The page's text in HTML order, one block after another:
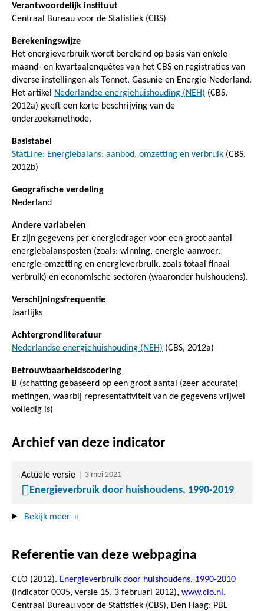
Verantwoordelijk instituut
Centraal Bureau voor de Statistiek (CBS)
Berekeningswijze
Het energieverbruik wordt berekend op basis van enkele
maand- en kwartaalenquêtes van het CBS en registraties van
diverse instellingen als Tennet, Gasunie en Energie-Nederland.
Het artikel
Nederlandse energiehuishouding (NEH) (CBS,
2012a) geeft een korte beschrijving van de
onderzoeksmethode.
Basistabel
StatLine: Energiebalans: aanbod, omzetting en verbruik (CBS,
2012b)
Geografische verdeling
Nederland
Andere variabelen
Er zijn gegevens per energiedrager voor een groot aantal
energiebalansposten (zoals: winning, energie-aanvoer,
energie-omzetting en energieverbruik, zoals totaal finaal
verbruik) en economische sectoren (waaronder huishoudens).
Verschijningsfrequentie
Jaarlijks
Achtergrondliteratuur
Nederlandse energiehuishouding (NEH) (CBS, 2012a)
Betrouwbaarheidscodering
B (schatting gebaseerd op een groot aantal (zeer accurate)
metingen, waarbij representativiteit van de gegevens vrijwel
volledig is)
Archief van deze indicator
Actuele versie 3 mei 2021
Energieverbruik door huishoudens, 1990-2019
Bekijk meer
Referentie van deze webpagina
CLO (2012). Energieverbruik door huishoudens, 1990-2010
(indicator 0035, versie 15, 3 februari 2012), www.clo.nl .
Centraal Bureau voor de Statistiek (CBS), Den Haag; PBL